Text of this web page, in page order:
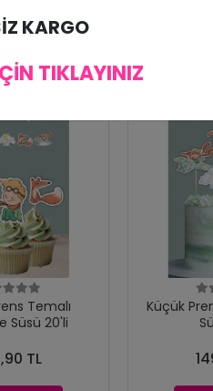
Temalı
Süsü 20'li
TL
Küçük
KARGO
TIKLAYINIZ